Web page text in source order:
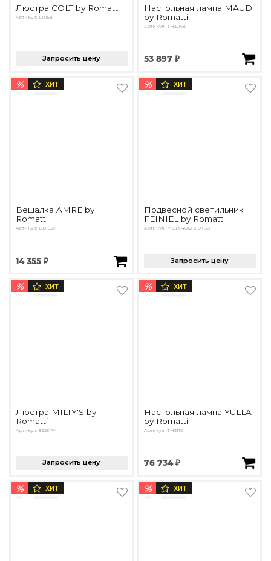
Люстра COLT by Romatti
Артикул: L11158
Запросить цену
Настольная лампа MAUD
by Romatti
Артикул: TH3048
53 897 ₽
% ХИТ
Вешалка AMRE by
Romatti
Артикул: DD16291
14 355 ₽
% ХИТ
Подвесной светильник
FEINIEL by Romatti
Артикул: MOD94012-210+80
Запросить цену
% ХИТ
Люстра MILTY'S by
Romatti
Артикул: 8923P/4
Запросить цену
% ХИТ
Настольная лампа YULLA
by Romatti
Артикул: TH3110
76 734 ₽
% ХИТ % ХИТ